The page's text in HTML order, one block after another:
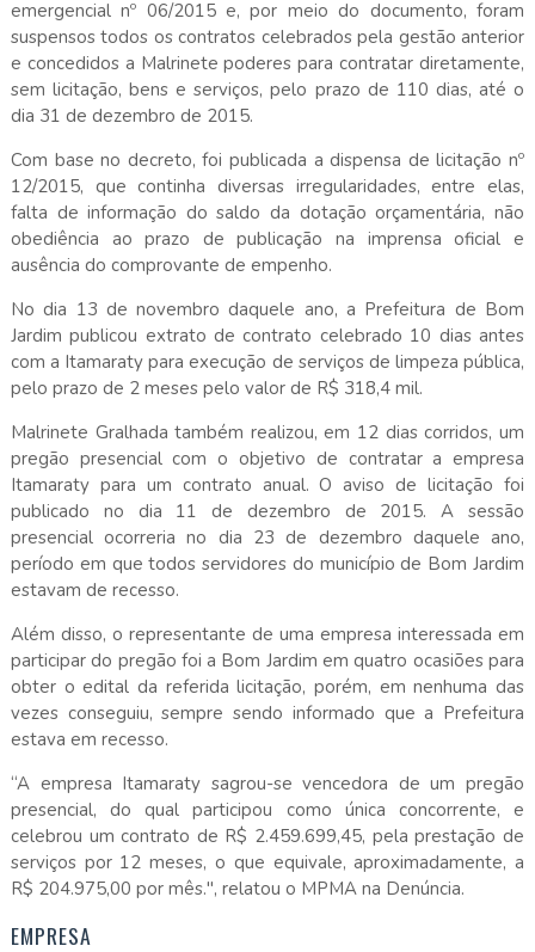
emergencial nº 06/2015 e, por meio do documento, foram
suspensos todos os contratos celebrados pela gestão anterior
e concedidos a Malrinete poderes para contratar diretamente,
sem licitação, bens e serviços, pelo prazo de 110 dias, até o
dia 31 de dezembro de 2015.
Com base no decreto, foi publicada a dispensa de licitação nº
12/2015, que continha diversas irregularidades, entre elas,
falta de informação do saldo da dotação orçamentária, não
obediência ao prazo de publicação na imprensa oficial e
ausência do comprovante de empenho.
No dia 13 de novembro daquele ano, a Prefeitura de Bom
Jardim publicou extrato de contrato celebrado 10 dias antes
com a Itamaraty para execução de serviços de limpeza pública,
pelo prazo de 2 meses pelo valor de R$ 318,4 mil.
Malrinete Gralhada também realizou, em 12 dias corridos, um
pregão presencial com o objetivo de contratar a empresa
Itamaraty para um contrato anual. O aviso de licitação foi
publicado no dia 11 de dezembro de 2015. A sessão
presencial ocorreria no dia 23 de dezembro daquele ano,
período em que todos servidores do município de Bom Jardim
estavam de recesso.
Além disso, o representante de uma empresa interessada em
participar do pregão foi a Bom Jardim em quatro ocasiões para
obter o edital da referida licitação, porém, em nenhuma das
vezes conseguiu, sempre sendo informado que a Prefeitura
estava em recesso.
“A empresa Itamaraty sagrou-se vencedora de um pregão
presencial, do qual participou como única concorrente, e
celebrou um contrato de R$ 2.459.699,45, pela prestação de
serviços por 12 meses, o que equivale, aproximadamente, a
R$ 204.975,00 por mês.", relatou o MPMA na Denúncia.
EMPRESA